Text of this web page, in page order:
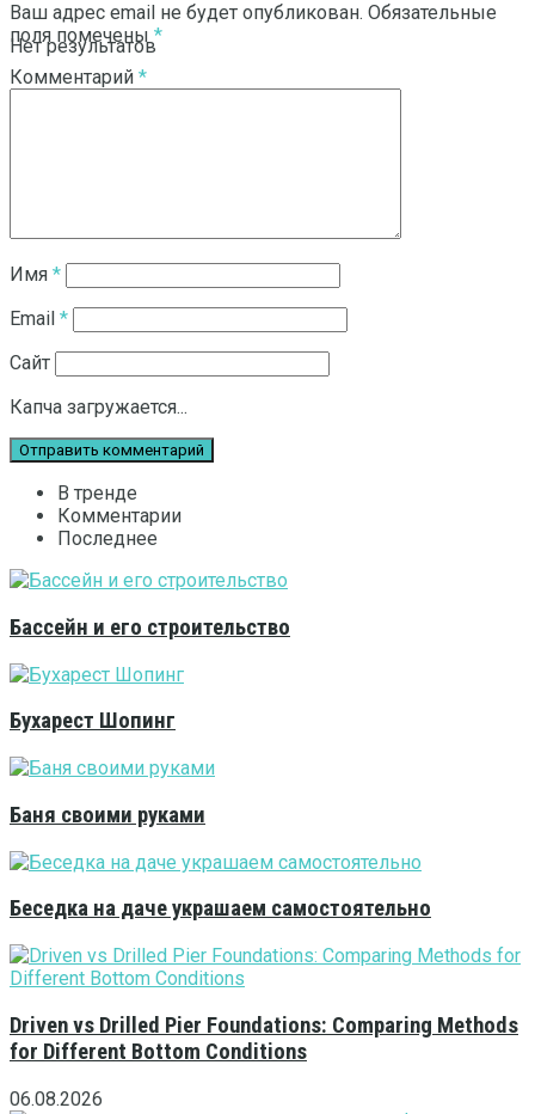
Нет результатов
Ваш адрес email не будет опубликован. Обязательные
поля помечены *
Комментарий *
Имя *
Email *
Сайт
Капча загружается...
В тренде
Комментарии
Последнее
Бассейн и его строительство
Бухарест Шопинг
Баня своими руками
Беседка на даче украшаем самостоятельно
Driven vs Drilled Pier Foundations: Comparing Methods
for Different Bottom Conditions
06.08.2026